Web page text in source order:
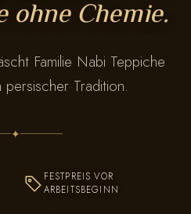
ohne Chemie.
Familie Nabi Teppiche
Tradition.
✦
FESTPREIS VOR
ARBEITSBEGINN